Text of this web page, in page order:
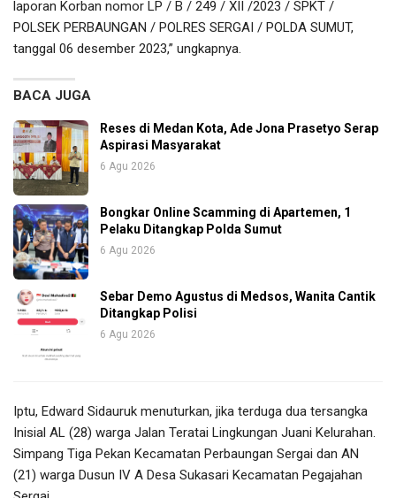
laporan Korban nomor LP / B / 249 / XII /2023 / SPKT /
POLSEK PERBAUNGAN / POLRES SERGAI / POLDA SUMUT,
tanggal 06 desember 2023,” ungkapnya.
BACA JUGA
Reses di Medan Kota, Ade Jona Prasetyo Serap
Aspirasi Masyarakat
6 Agu 2026
Bongkar Online Scamming di Apartemen, 1
Pelaku Ditangkap Polda Sumut
6 Agu 2026
Sebar Demo Agustus di Medsos, Wanita Cantik
Ditangkap Polisi
6 Agu 2026
Iptu, Edward Sidauruk menuturkan, jika terduga dua tersangka
Inisial AL (28) warga Jalan Teratai Lingkungan Juani Kelurahan.
Simpang Tiga Pekan Kecamatan Perbaungan Sergai dan AN
(21) warga Dusun IV A Desa Sukasari Kecamatan Pegajahan